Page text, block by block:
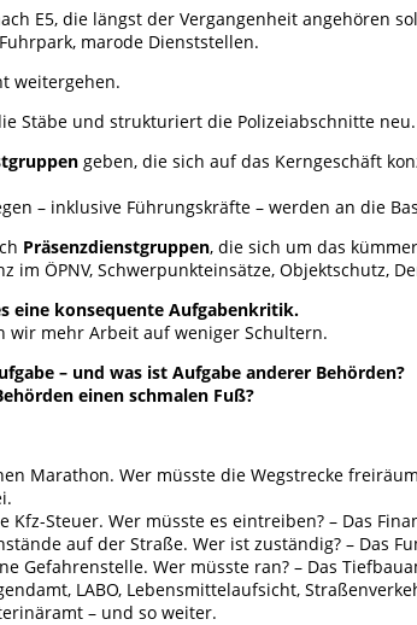
E5, die längst der Vergangenheit angehören
marode Dienststellen.
weitergehen.
Stäbe und strukturiert die Polizeiabschnitte neu.
geben, die sich auf das Kerngeschäft
– inklusive Führungskräfte – werden an die
Präsenzdienstgruppen, die sich um das
im ÖPNV, Schwerpunkteinsätze, Objektschutz,
eine konsequente Aufgabenkritik.
wir mehr Arbeit auf weniger Schultern.
– und was ist Aufgabe anderer Behörden?
einen schmalen Fuß?
Marathon. Wer müsste die Wegstrecke
Kfz-Steuer. Wer müsste es eintreiben? – Das
auf der Straße. Wer ist zuständig? – Das
Gefahrenstelle. Wer müsste ran? – Das
LABO, Lebensmittelaufsicht,
– und so weiter.